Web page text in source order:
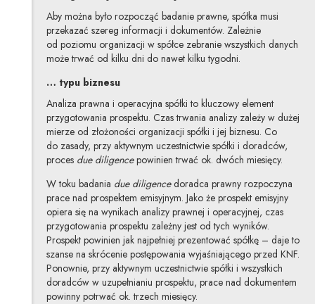
Aby można było rozpocząć badanie prawne, spółka musi
przekazać szereg informacji i dokumentów. Zależnie
od poziomu organizacji w spółce zebranie wszystkich danych
może trwać od kilku dni do nawet kilku tygodni.
… typu biznesu
Analiza prawna i operacyjna spółki to kluczowy element
przygotowania prospektu. Czas trwania analizy zależy w dużej
mierze od złożoności organizacji spółki i jej biznesu. Co
do zasady, przy aktywnym uczestnictwie spółki i doradców,
proces due diligencepowinien trwać ok. dwóch miesięcy.
W toku badania due diligencedoradca prawny rozpoczyna
prace nad prospektem emisyjnym. Jako że prospekt emisyjny
opiera się na wynikach analizy prawnej i operacyjnej, czas
przygotowania prospektu zależny jest od tych wyników.
Prospekt powinien jak najpełniej prezentować spółkę – daje to
szanse na skrócenie postępowania wyjaśniającego przed KNF.
Ponownie, przy aktywnym uczestnictwie spółki i wszystkich
doradców w uzupełnianiu prospektu, prace nad dokumentem
powinny potrwać ok. trzech miesięcy.